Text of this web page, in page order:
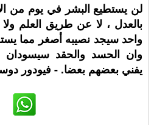
لن يستطيع البشر في يوم من
بالعدل ، لا عن طريق العلم
واحد سيجد نصيبه أصغر مما
وان الحسد والحقد سيسودان
يفني بعضهم بعضا. - فيودور